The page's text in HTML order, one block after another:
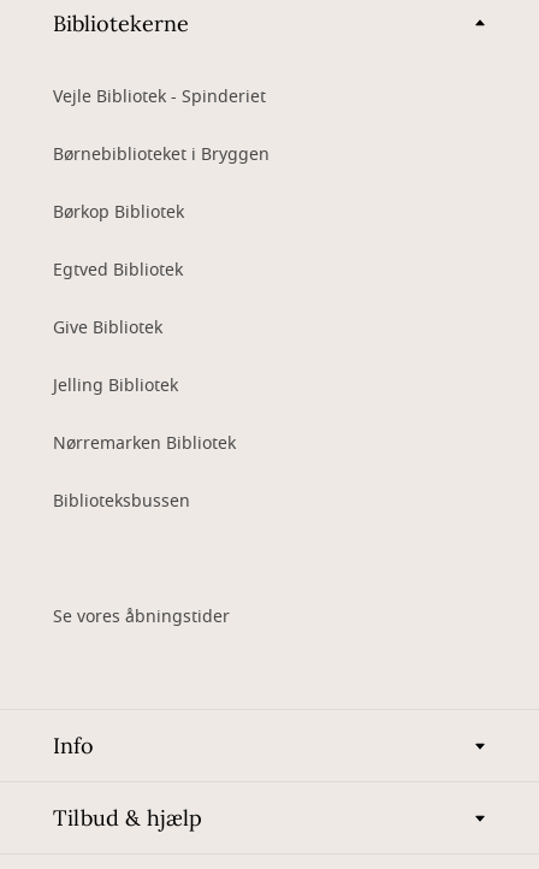
Bibliotekerne
Vejle Bibliotek - Spinderiet
Børnebiblioteket i Bryggen
Børkop Bibliotek
Egtved Bibliotek
Give Bibliotek
Jelling Bibliotek
Nørremarken Bibliotek
Biblioteksbussen
Se vores åbningstider
Info
Tilbud & hjælp